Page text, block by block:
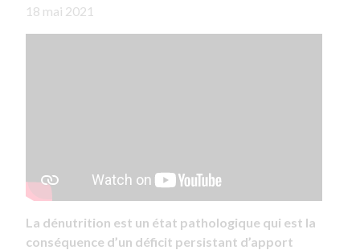
18 mai 2021
La dénutrition est un état pathologique qui est la
conséquence d’un déficit persistant d’apport